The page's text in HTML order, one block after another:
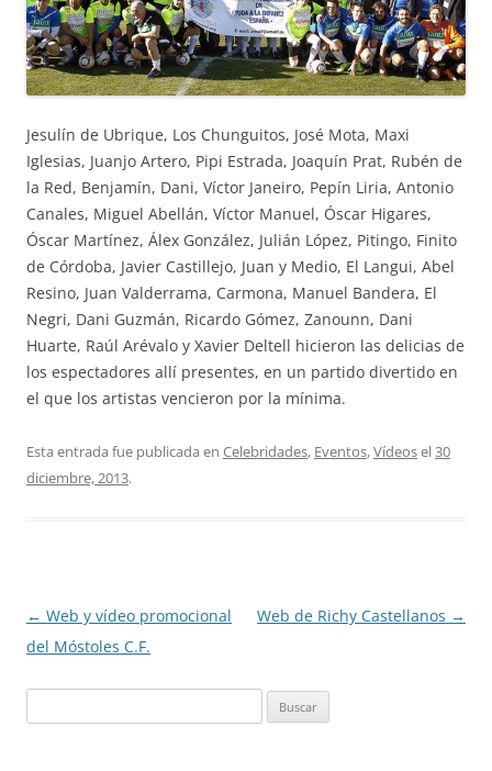
Jesulín de Ubrique, Los Chunguitos, José Mota, Maxi
Iglesias, Juanjo Artero, Pipi Estrada, Joaquín Prat, Rubén de
la Red, Benjamín, Dani, Víctor Janeiro, Pepín Liria, Antonio
Canales, Miguel Abellán, Víctor Manuel, Óscar Higares,
Óscar Martínez, Álex González, Julián López, Pitingo, Finito
de Córdoba, Javier Castillejo, Juan y Medio, El Langui, Abel
Resino, Juan Valderrama, Carmona, Manuel Bandera, El
Negri, Dani Guzmán, Ricardo Gómez, Zanounn, Dani
Huarte, Raúl Arévalo y Xavier Deltell hicieron las delicias de
los espectadores allí presentes, en un partido divertido en
el que los artistas vencieron por la mínima.
Esta entrada fue publicada en Celebridades, Eventos,Vídeosel30
diciembre, 2013.
Navegación
de
← Web y vídeo promocional
del Móstoles C.F.
Web de Richy Castellanos →